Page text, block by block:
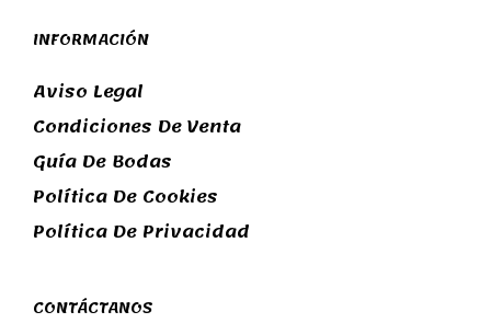
INFORMACIÓN
Aviso Legal
Condiciones De Venta
Guía De Bodas
Política De Cookies
Política De Privacidad
CONTÁCTANOS